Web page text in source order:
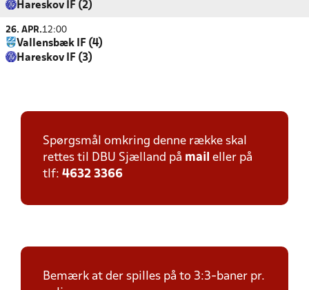
Hareskov IF (2)
26. APR.12:00
Vallensbæk IF (4)
Hareskov IF (3)
Spørgsmål omkring denne række skal
rettes til DBU Sjælland på mail eller på
tlf: 4632 3366
Bemærk at der spilles på to 3:3-baner pr.